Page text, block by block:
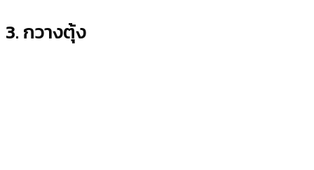
3. กวางตุ้ง